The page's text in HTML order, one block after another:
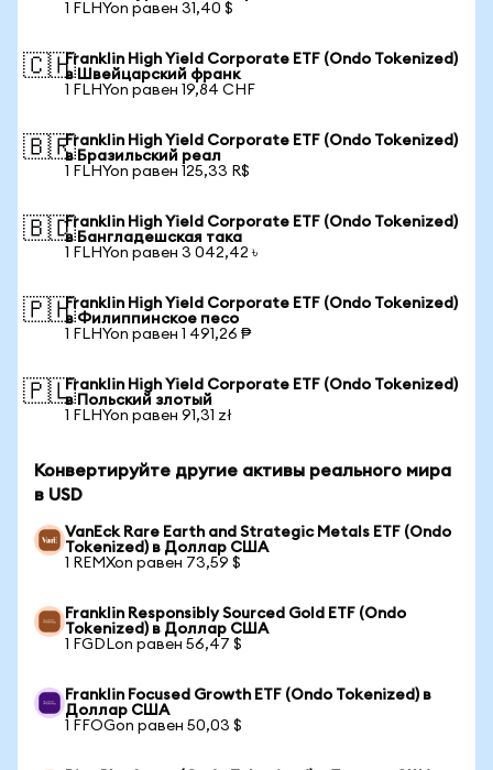
1 FLHYon равен 31,40 $
🇨🇭Franklin High Yield Corporate ETF (Ondo Tokenized)
в Швейцарский франк
1 FLHYon равен 19,84 CHF
🇧🇷Franklin High Yield Corporate ETF (Ondo Tokenized)
в Бразильский реал
1 FLHYon равен 125,33 R$
🇧🇩Franklin High Yield Corporate ETF (Ondo Tokenized)
в Бангладешская така
1 FLHYon равен 3 042,42 ৳
🇵🇭Franklin High Yield Corporate ETF (Ondo Tokenized)
в Филиппинское песо
1 FLHYon равен 1 491,26 ₱
🇵🇱Franklin High Yield Corporate ETF (Ondo Tokenized)
в Польский злотый
1 FLHYon равен 91,31 zł
Конвертируйте другие активы реального мира
в USD
VanEck Rare Earth and Strategic Metals ETF (Ondo
Tokenized) в Доллар США
1 REMXon равен 73,59 $
Franklin Responsibly Sourced Gold ETF (Ondo
Tokenized) в Доллар США
1 FGDLon равен 56,47 $
Franklin Focused Growth ETF (Ondo Tokenized) в
Доллар США
1 FFOGon равен 50,03 $